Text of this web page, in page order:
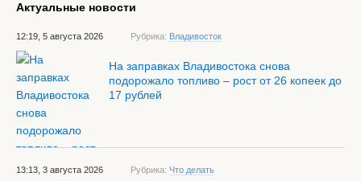
Актуальные новости
12:19, 5 августа 2026 Рубрика: Владивосток
На заправках Владивостока снова
подорожало топливо – рост от 26 копеек до
17 рублей
13:13, 3 августа 2026 Рубрика: Что делать